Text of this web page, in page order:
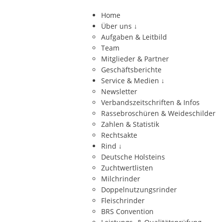
Home
Über uns ↓
Aufgaben & Leitbild
Team
Mitglieder & Partner
Geschäftsberichte
Service & Medien ↓
Newsletter
Verbandszeitschriften & Infos
Rassebroschüren & Weideschilder
Zahlen & Statistik
Rechtsakte
Rind ↓
Deutsche Holsteins
Zuchtwertlisten
Milchrinder
Doppelnutzungsrinder
Fleischrinder
BRS Convention